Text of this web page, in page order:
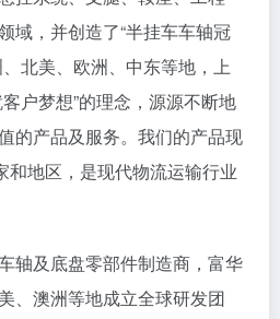
域，并创造了“半挂车车轴冠
北美、欧洲、中东等地，上
户梦想”的理念，源源不断地
的产品及服务。我们的产品现
和地区，是现代物流运输行业
轴及底盘零部件制造商，富华
、澳洲等地成立全球研发团